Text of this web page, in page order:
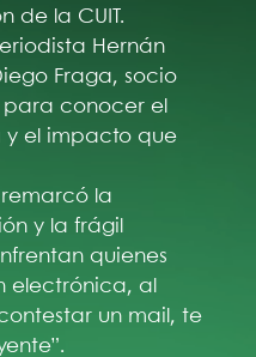
de la CUIT.
Hernán
Fraga, socio
para conocer el
el impacto que
remarcó la
y la frágil
quienes
electrónica, al
un mail, te